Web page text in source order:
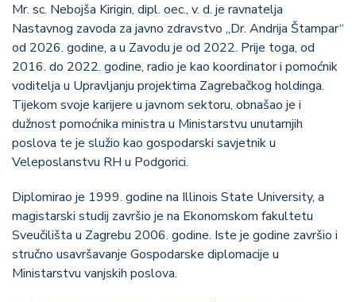
Mr. sc. Nebojša Kirigin, dipl. oec., v. d. je ravnatelja
Nastavnog zavoda za javno zdravstvo „Dr. Andrija Štampar“
od 2026. godine, a u Zavodu je od 2022. Prije toga, od
2016. do 2022. godine, radio je kao koordinator i pomoćnik
voditelja u Upravljanju projektima Zagrebačkog holdinga.
Tijekom svoje karijere u javnom sektoru, obnašao je i
dužnost pomoćnika ministra u Ministarstvu unutarnjih
poslova te je služio kao gospodarski savjetnik u
Veleposlanstvu RH u Podgorici.
Diplomirao je 1999. godine na Illinois State University, a
magistarski studij završio je na Ekonomskom fakultetu
Sveučilišta u Zagrebu 2006. godine. Iste je godine završio i
stručno usavršavanje Gospodarske diplomacije u
Ministarstvu vanjskih poslova.